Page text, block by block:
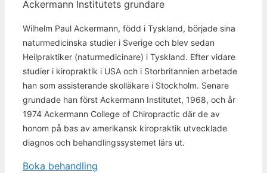
Ackermann Institutets grundare
Wilhelm Paul Ackermann, född i Tyskland, började sina
naturmedicinska studier i Sverige och blev sedan
Heilpraktiker (naturmedicinare) i Tyskland. Efter vidare
studier i kiropraktik i USA och i Storbritannien arbetade
han som assisterande skolläkare i Stockholm. Senare
grundade han först Ackermann Institutet, 1968, och år
1974 Ackermann College of Chiropractic där de av
honom på bas av amerikansk kiropraktik utvecklade
diagnos och behandlingssystemet lärs ut.
Boka behandling